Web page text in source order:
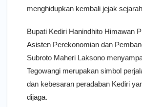
menghidupkan kembali jejak
Bupati Kediri Hanindhito Himawan
Asisten Perekonomian dan
Subroto Maheri Laksono
Tegowangi merupakan simbol
dan kebesaran peradaban Kediri
dijaga.